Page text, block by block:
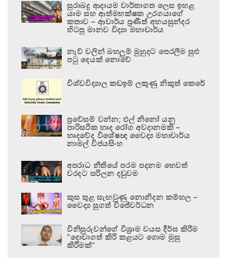
සුරාබදු ආදායම වාර්තාගත ලෙස ඉහළ
යාම සහ ආත්මභක්ෂක උරගයාගේ
කතාව – ආචාර්ය ප්‍රණීත් අභයසුන්දර
හිටපු මානව විද්‍යා මහාචාර්ය
නැව් වලින් බහලුම් මුහුදට පෙරලීම සුළු
පටු දෙයක් නොවේ
විශ්වවිද්‍යාල කඩඉම් ලකුණු නිකුත් කෙරේ
ප්‍රවේසම් වන්න; එල් නිනෝ යනු
පාරිසරික හෘද රෝග අවදානමකි –
හෘදවේද විශේෂඥ වෛද්‍ය මහාචාර්ය
නාමල් විජයසිංහ
අපරාධ නීතියේ පරම පදනම හෙවත්
වරදට සරිලන දඬුවම
කුස තුළ සැඟවුණු නොනිදන කම්හල –
වෛද්‍ය සුගත් විජේවර්ධන
විනිසුරුවන්ගේ විශ්‍රාම වයස දීර්ඝ කිරීම
“දොවාගත් කිරි කළයට ගොම මුසු
කිරීමක්”